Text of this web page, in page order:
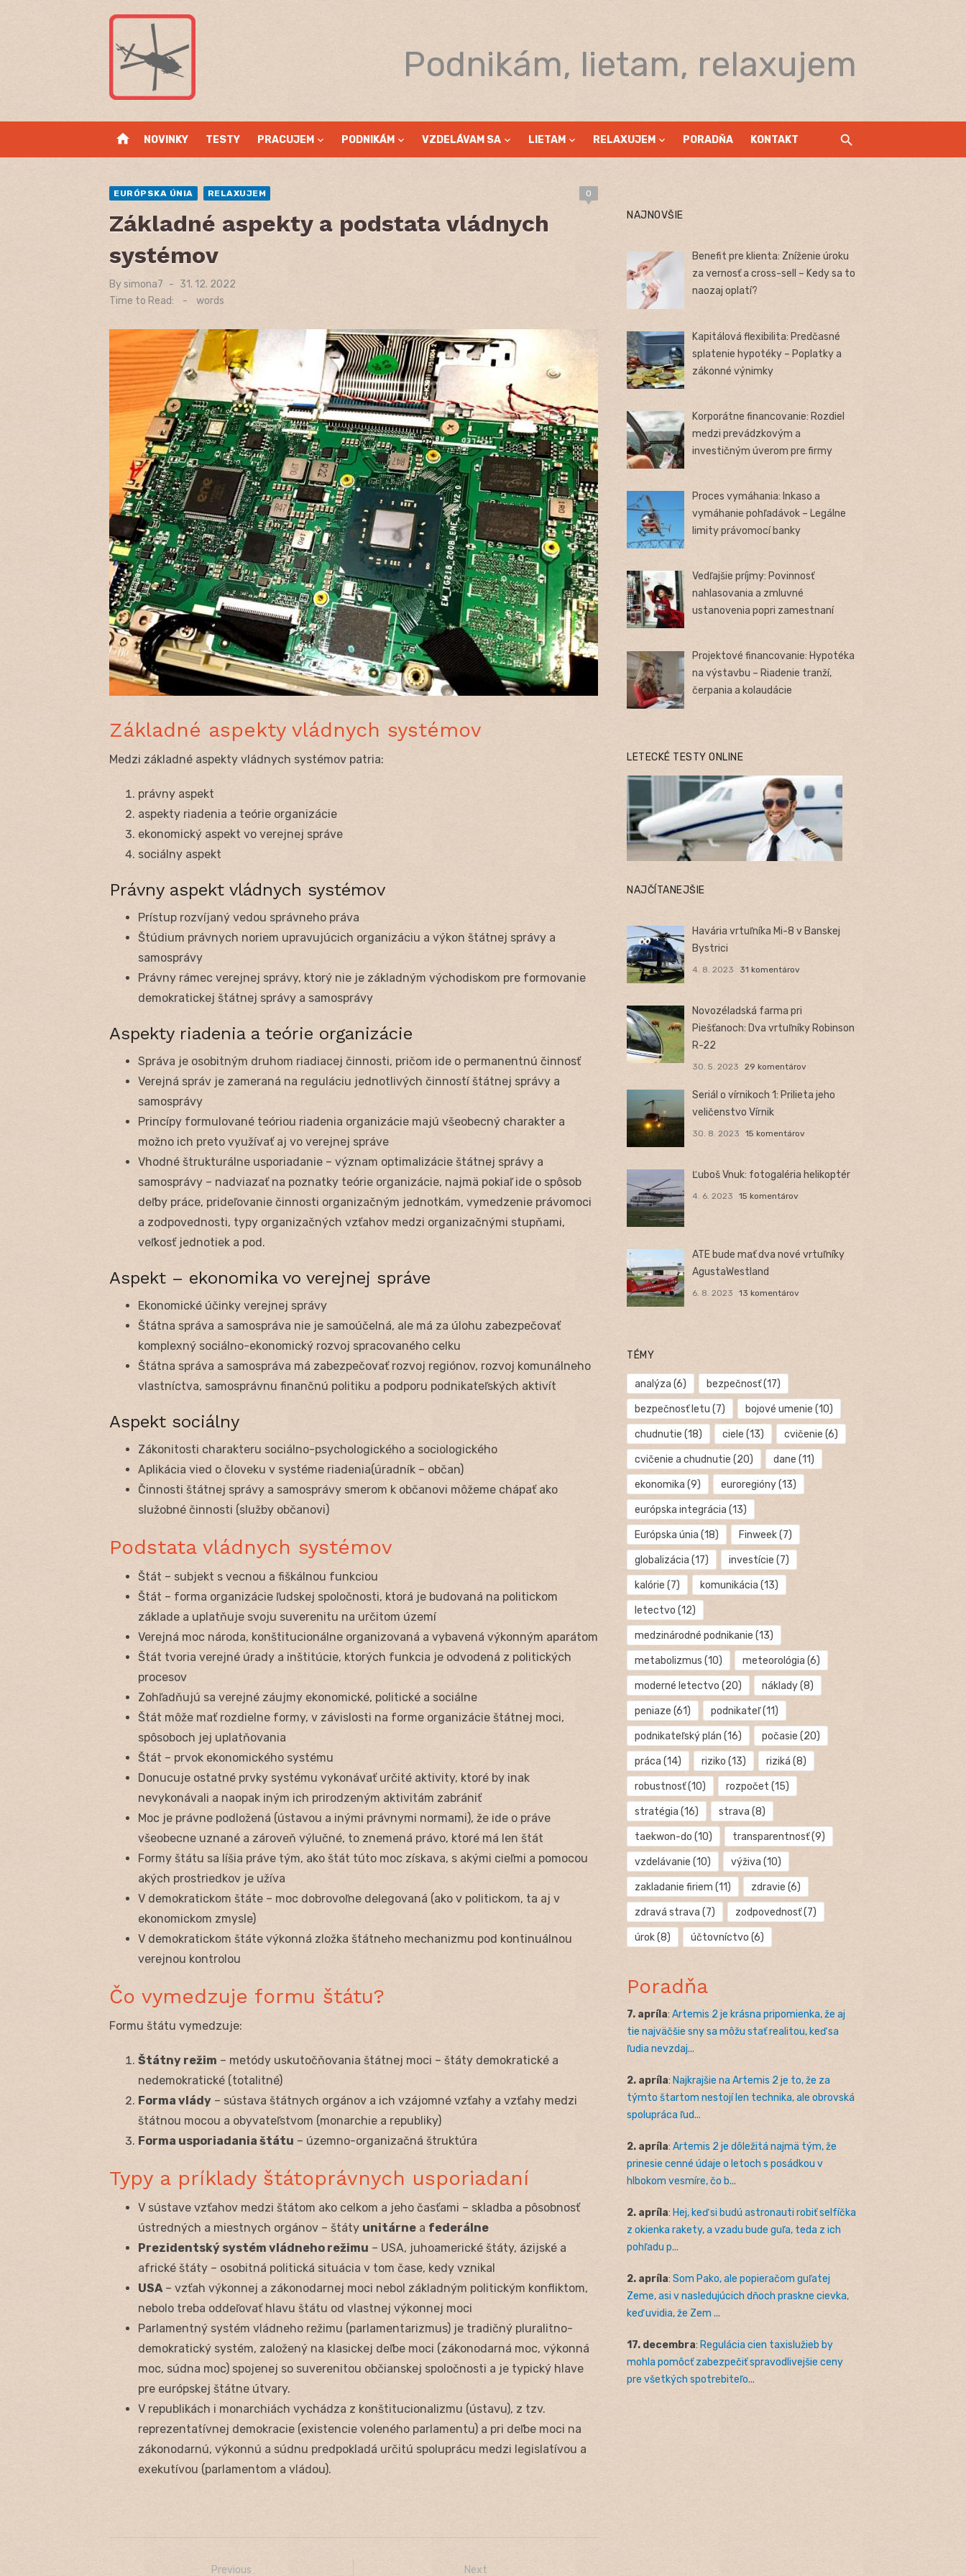
Podnikám, lietam, relaxujem
home NOVINKY TESTY PRACUJEM PODNIKÁM VZDELÁVAM SA LIETAM RELAXUJEM PORADŇA KONTAKT
EURÓPSKA ÚNIA RELAXUJEM 0
Základné aspekty a podstata vládnych
systémov
Bysimona7
Posted
31. 12. 2022
Time to Read:
- words
Základné aspekty vládnych systémov
Medzi základné aspekty vládnych systémov patria:
právny aspekt
aspekty riadenia a teórie organizácie
ekonomický aspekt vo verejnej správe
sociálny aspekt
Právny aspekt vládnych systémov
Prístup rozvíjaný vedou správneho práva
Štúdium právnych noriem upravujúcich organizáciu a výkon štátnej správy a
samosprávy
Právny rámec verejnej správy, ktorý nie je základným východiskom pre formovanie
demokratickej štátnej správy a samosprávy
Aspekty riadenia a teórie organizácie
Správa je osobitným druhom riadiacej činnosti, pričom ide o permanentnú činnosť
Verejná správ je zameraná na reguláciu jednotlivých činností štátnej správy a
samosprávy
Princípy formulované teóriou riadenia organizácie majú všeobecný charakter a
možno ich preto využívať aj vo verejnej správe
Vhodné štrukturálne usporiadanie – význam optimalizácie štátnej správy a
samosprávy – nadviazať na poznatky teórie organizácie, najmä pokiaľ ide o spôsob
deľby práce, prideľovanie činnosti organizačným jednotkám, vymedzenie právomoci
a zodpovednosti, typy organizačných vzťahov medzi organizačnými stupňami,
veľkosť jednotiek a pod.
Aspekt – ekonomika vo verejnej správe
Ekonomické účinky verejnej správy
Štátna správa a samospráva nie je samoúčelná, ale má za úlohu zabezpečovať
komplexný sociálno-ekonomický rozvoj spracovaného celku
Štátna správa a samospráva má zabezpečovať rozvoj regiónov, rozvoj komunálneho
vlastníctva, samosprávnu finančnú politiku a podporu podnikateľských aktivít
Aspekt sociálny
Zákonitosti charakteru sociálno-psychologického a sociologického
Aplikácia vied o človeku v systéme riadenia(úradník – občan)
Činnosti štátnej správy a samosprávy smerom k občanovi môžeme chápať ako
služobné činnosti (služby občanovi)
Podstata vládnych systémov
Štát – subjekt s vecnou a fiškálnou funkciou
Štát – forma organizácie ľudskej spoločnosti, ktorá je budovaná na politickom
základe a uplatňuje svoju suverenitu na určitom území
Verejná moc národa, konštitucionálne organizovaná a vybavená výkonným aparátom
Štát tvoria verejné úrady a inštitúcie, ktorých funkcia je odvodená z politických
procesov
Zohľadňujú sa verejné záujmy ekonomické, politické a sociálne
Štát môže mať rozdielne formy, v závislosti na forme organizácie štátnej moci,
spôsoboch jej uplatňovania
Štát – prvok ekonomického systému
Donucuje ostatné prvky systému vykonávať určité aktivity, ktoré by inak
nevykonávali a naopak iným ich prirodzeným aktivitám zabrániť
Moc je právne podložená (ústavou a inými právnymi normami), že ide o práve
všeobecne uznané a zároveň výlučné, to znemená právo, ktoré má len štát
Formy štátu sa líšia práve tým, ako štát túto moc získava, s akými cieľmi a pomocou
akých prostriedkov je užíva
V demokratickom štáte – moc dobrovoľne delegovaná (ako v politickom, ta aj v
ekonomickom zmysle)
V demokratickom štáte výkonná zložka štátneho mechanizmu pod kontinuálnou
verejnou kontrolou
Čo vymedzuje formu štátu?
Formu štátu vymedzuje:
Štátny režim – metódy uskutočňovania štátnej moci – štáty demokratické a
nedemokratické (totalitné)
Forma vlády – sústava štátnych orgánov a ich vzájomné vzťahy a vzťahy medzi
štátnou mocou a obyvateľstvom (monarchie a republiky)
Forma usporiadania štátu – územno-organizačná štruktúra
Typy a príklady štátoprávnych usporiadaní
V sústave vzťahov medzi štátom ako celkom a jeho časťami – skladba a pôsobnosť
ústredných a miestnych orgánov – štáty unitárne a federálne
Prezidentský systém vládneho režimu – USA, juhoamerické štáty, ázijské a
africké štáty – osobitná politická situácia v tom čase, kedy vznikal
USA– vzťah výkonnej a zákonodarnej moci nebol základným politickým konfliktom,
nebolo treba oddeľovať hlavu štátu od vlastnej výkonnej moci
Parlamentný systém vládneho režimu (parlamentarizmus) je tradičný pluralitno-
demokratický systém, založený na klasickej deľbe moci (zákonodarná moc, výkonná
moc, súdna moc) spojenej so suverenitou občianskej spoločnosti a je typický hlave
pre európskej štátne útvary.
V republikách i monarchiách vychádza z konštitucionalizmu (ústavu), z tzv.
reprezentatívnej demokracie (existencie voleného parlamentu) a pri deľbe moci na
zákonodarnú, výkonnú a súdnu predpokladá určitú spoluprácu medzi legislatívou a
exekutívou (parlamentom a vládou).
Previous Next
NAJNOVŠIE
Benefit pre klienta: Zníženie úroku
za vernosť a cross-sell – Kedy sa to
naozaj oplatí?
Kapitálová flexibilita: Predčasné
splatenie hypotéky – Poplatky a
zákonné výnimky
Korporátne financovanie: Rozdiel
medzi prevádzkovým a
investičným úverom pre firmy
Proces vymáhania: Inkaso a
vymáhanie pohľadávok – Legálne
limity právomocí banky
Vedľajšie príjmy: Povinnosť
nahlasovania a zmluvné
ustanovenia popri zamestnaní
Projektové financovanie: Hypotéka
na výstavbu – Riadenie tranží,
čerpania a kolaudácie
LETECKÉ TESTY ONLINE
NAJČÍTANEJŠIE
Havária vrtuľníka Mi-8 v Banskej
Bystrici
4. 8. 2023 31 komentárov
Novozéladská farma pri
Piešťanoch: Dva vrtuľníky Robinson
R-22
30. 5. 2023 29 komentárov
Seriál o vírnikoch 1: Prilieta jeho
veličenstvo Vírnik
30. 8. 2023 15 komentárov
Ľuboš Vnuk: fotogaléria helikoptér
4. 6. 2023 15 komentárov
ATE bude mať dva nové vrtuľníky
AgustaWestland
6. 8. 2023 13 komentárov
TÉMY
analýza (6) bezpečnosť(17)
bezpečnosť letu (7) bojové umenie (10)
chudnutie (18) ciele (13) cvičenie (6)
cvičenie a chudnutie (20) dane (11)
ekonomika (9) euroregióny(13)
európska integrácia (13)
Európska únia (18) Finweek(7)
globalizácia (17) investície (7)
kalórie (7) komunikácia (13)
letectvo (12)
medzinárodné podnikanie (13)
metabolizmus (10) meteorológia (6)
moderné letectvo (20) náklady(8)
peniaze (61) podnikateľ(11)
podnikateľský plán (16) počasie (20)
práca (14) riziko (13) riziká (8)
robustnosť(10) rozpočet (15)
stratégia (16) strava (8)
taekwon-do (10) transparentnosť(9)
vzdelávanie (10) výživa (10)
zakladanie firiem (11) zdravie (6)
zdravá strava (7) zodpovednosť(7)
úrok(8) účtovníctvo (6)
Poradňa
7. apríla: Artemis 2 je krásna pripomienka, že aj
tie najväčšie sny sa môžu stať realitou, keď sa
ľudia nevzdaj...
2. apríla: Najkrajšie na Artemis 2 je to, že za
týmto štartom nestojí len technika, ale obrovská
spolupráca ľud...
2. apríla: Artemis 2 je dôležitá najmä tým, že
prinesie cenné údaje o letoch s posádkou v
hlbokom vesmíre, čo b...
2. apríla: Hej, keď si budú astronauti robiť selfíčka
z okienka rakety, a vzadu bude guľa, teda z ich
pohľadu p...
2. apríla: Som Pako, ale popieračom guľatej
Zeme, asi v nasledujúcich dňoch praskne cievka,
keď uvidia, že Zem ...
17. decembra: Regulácia cien taxislužieb by
mohla pomôcť zabezpečiť spravodlivejšie ceny
pre všetkých spotrebiteľo...